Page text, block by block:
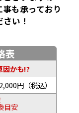
も承っており
い！
表
因かも!?
円（税込）
目安